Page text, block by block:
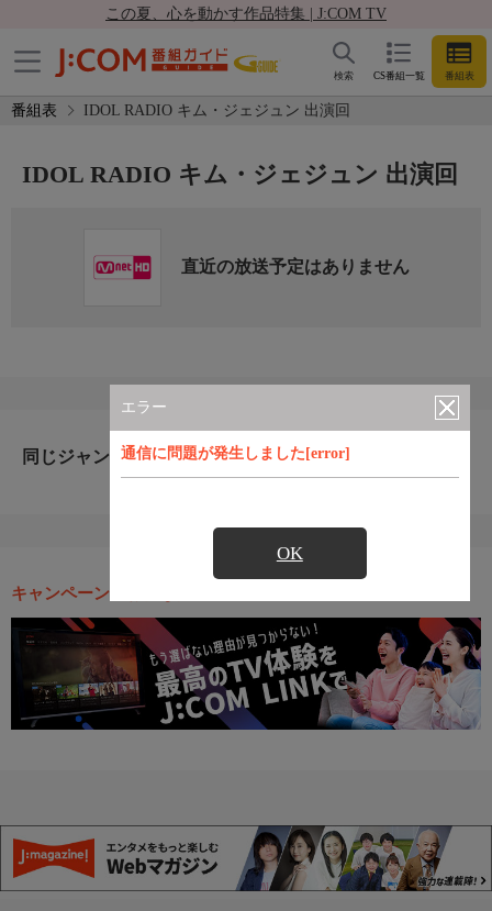
この夏、心を動かす作品特集 | J:COM TV
CS番組一覧 番組表
検索
番組表 IDOL RADIO キム・ジェジュン 出演回
エラー
通信に問題が発生しました[error]
OK
IDOL RADIO キム・ジェジュン 出演回
直近の放送予定はありません
同じジャンルのおすすめ番組
キャンペーン・お得な情報